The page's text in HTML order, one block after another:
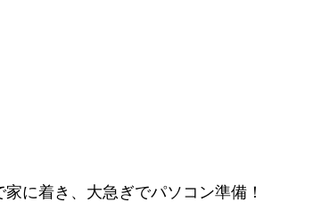
に着き、大急ぎでパソコン準備！